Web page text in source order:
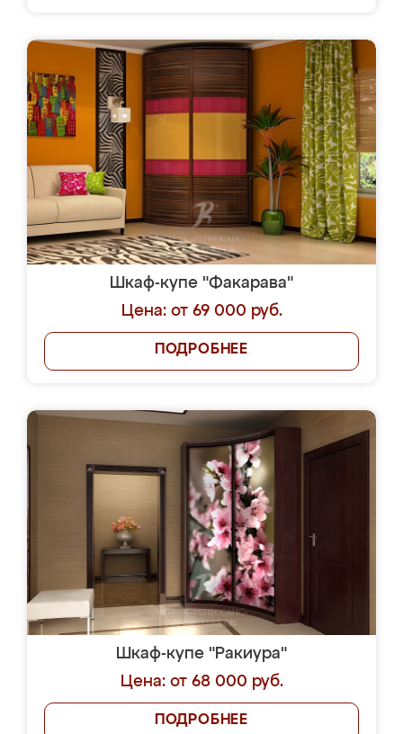
Шкаф-купе "Факарава"
Цена: от 69 000 руб.
ПОДРОБНЕЕ
Шкаф-купе "Ракиура"
Цена: от 68 000 руб.
ПОДРОБНЕЕ